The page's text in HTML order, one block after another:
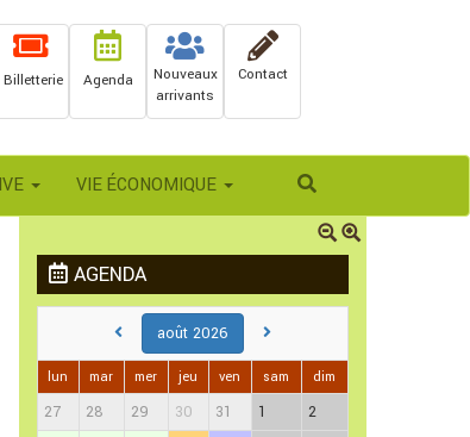
Contact
Nouveaux
arrivants
Agenda
Billetterie
Rechercher
VIE ÉCONOMIQUE
AGENDA
août 2026
lun mar mer jeu ven sam dim
27 28 29 30 31 1
2